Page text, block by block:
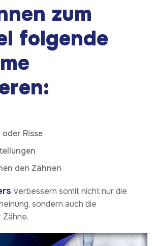
zum
folgende
Risse
den Zähnen
verbessern somit nicht nur die
sondern auch die